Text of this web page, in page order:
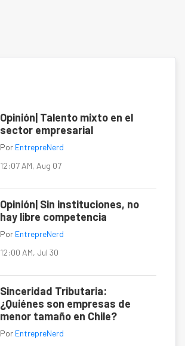
Opinión| Talento mixto en el
sector empresarial
Por EntrepreNerd
12:07 AM, Aug 07
Opinión| Sin instituciones, no
hay libre competencia
Por EntrepreNerd
12:00 AM, Jul 30
Sinceridad Tributaria:
¿Quiénes son empresas de
menor tamaño en Chile?
Por EntrepreNerd